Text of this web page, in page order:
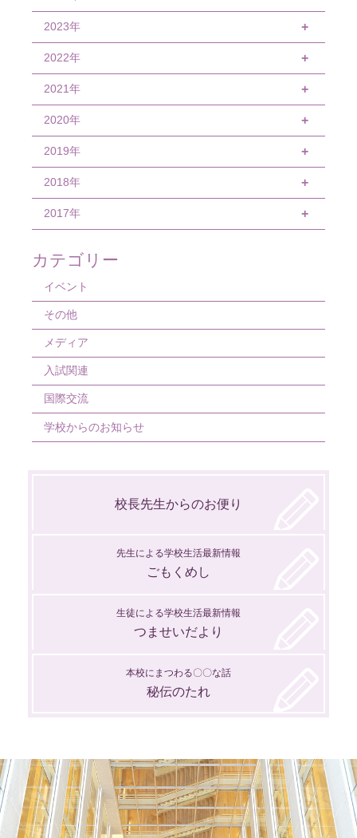
6月
5月
4月
3月
2月
11月
10月
9月
8月
7月
6月
3月
1月
12月
11月
10月
9月
8月
7月
6月
4月
2月
1月
2023年 +
12月
11月
10月
9月
8月
7月
5月
4月
3月
2月
2022年 +
12月
11月
9月
8月
7月
5月
4月
3月
2月
2021年 +
12月
11月
10月
9月
7月
6月
5月
4月
3月
2月
2020年 +
11月
10月
9月
7月
6月
5月
3月
2月
2019年 +
12月
11月
8月
7月
6月
5月
4月
2018年 +
12月
9月
8月
7月
6月
5月
2017年 +
10月
カテゴリー
イベント
その他
メディア
入試関連
国際交流
学校からのお知らせ
校長先生からのお便り
先生による学校生活最新情報
ごもくめし
生徒による学校生活最新情報
つませいだより
本校にまつわる〇〇な話
秘伝のたれ